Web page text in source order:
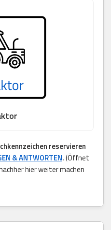
reservieren
& ANTWORTEN.(Öffnet
hier weiter machen